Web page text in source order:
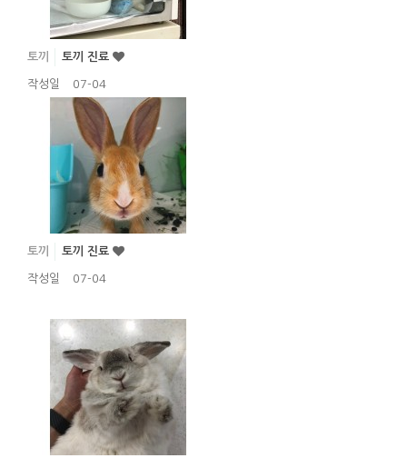
토끼 토끼 진료
작성일 07-04
토끼 토끼 진료
작성일 07-04